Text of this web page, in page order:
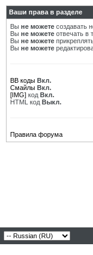
Ваши права в разделе
Вы не можете создавать
Вы не можете отвечать в
Вы не можете
Вы не можете
BB коды Вкл.
Смайлы Вкл.
[IMG] код Вкл.
HTML код Выкл.
Правила форума